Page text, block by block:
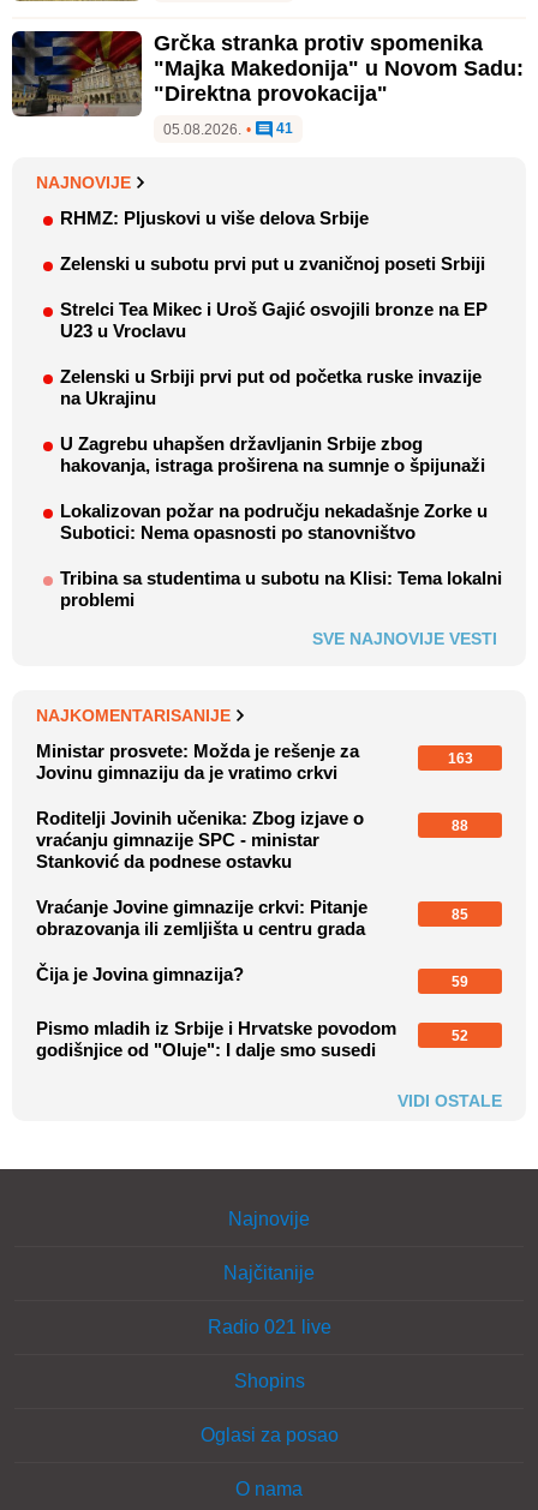
Grčka stranka protiv spomenika
"Majka Makedonija" u Novom Sadu:
"Direktna provokacija"
05.08.2026. • 41
NAJNOVIJE
RHMZ: Pljuskovi u više delova Srbije
Zelenski u subotu prvi put u zvaničnoj poseti Srbiji
Strelci Tea Mikec i Uroš Gajić osvojili bronze na EP
U23 u Vroclavu
Zelenski u Srbiji prvi put od početka ruske invazije
na Ukrajinu
U Zagrebu uhapšen državljanin Srbije zbog
hakovanja, istraga proširena na sumnje o špijunaži
Lokalizovan požar na području nekadašnje Zorke u
Subotici: Nema opasnosti po stanovništvo
Tribina sa studentima u subotu na Klisi: Tema lokalni
problemi
SVE NAJNOVIJE VESTI
NAJKOMENTARISANIJE
Ministar prosvete: Možda je rešenje za
Jovinu gimnaziju da je vratimo crkvi
163
Roditelji Jovinih učenika: Zbog izjave o
vraćanju gimnazije SPC - ministar
Stanković da podnese ostavku
88
Vraćanje Jovine gimnazije crkvi: Pitanje
obrazovanja ili zemljišta u centru grada
85
Čija je Jovina gimnazija? 59
Pismo mladih iz Srbije i Hrvatske povodom
godišnjice od "Oluje": I dalje smo susedi
52
VIDI OSTALE
Najnovije
Najčitanije
Radio 021 live
Shopins
Oglasi za posao
O nama